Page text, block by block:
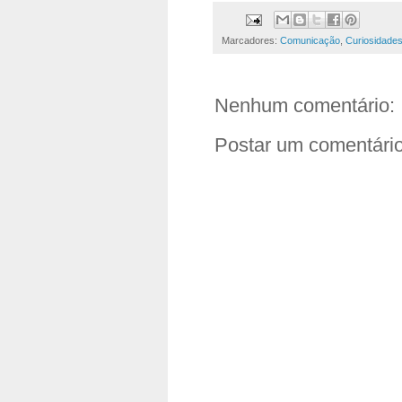
Marcadores: Comunicação, Curiosidades
Nenhum comentário:
Postar um